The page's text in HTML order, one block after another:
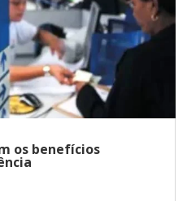
os benefícios